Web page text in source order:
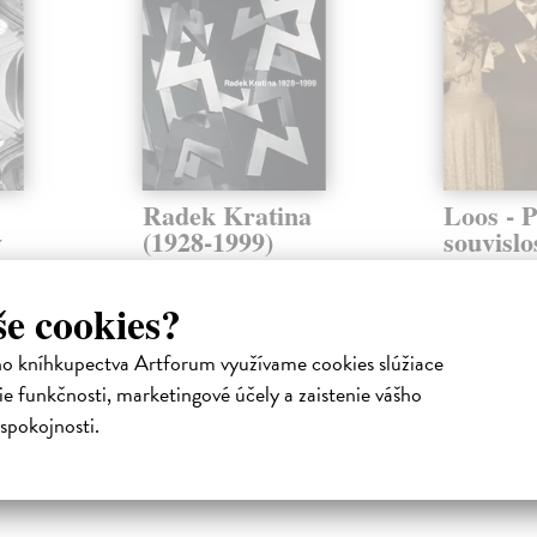
cookies?
kníhkupectva Artforum využívame cookies slúžiace
funkčnosti, marketingové účely a zaistenie vášho
z
na
Radek Kratina
(1928-1999)
kolektív autorov| Kniha
Kratinově díle konečně zaplňuje
dosavadní mezeru v přehledu
výrazných os...
Zasielame do 12 dní
Loos -
kolektív
příležitosti
výstavy....
Zasielame